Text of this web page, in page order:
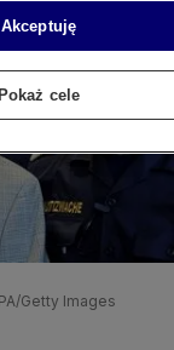
Getty Images
Akceptuję
Pokaż cele